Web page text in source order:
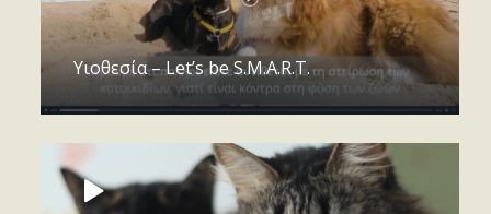
Υιοθεσία – Let’s be S.M.A.R.T.